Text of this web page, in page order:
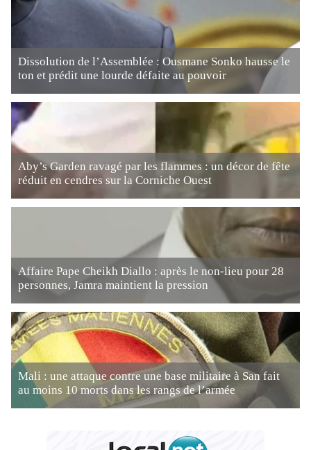
Dissolution de l’Assemblée : Ousmane Sonko hausse le
ton et prédit une lourde défaite au pouvoir
Aby’s Garden ravagé par les flammes : un décor de fête
réduit en cendres sur la Corniche Ouest
Affaire Pape Cheikh Diallo : après le non-lieu pour 28
personnes, Jamra maintient la pression
Mali : une attaque contre une base militaire à San fait
au moins 10 morts dans les rangs de l’armée